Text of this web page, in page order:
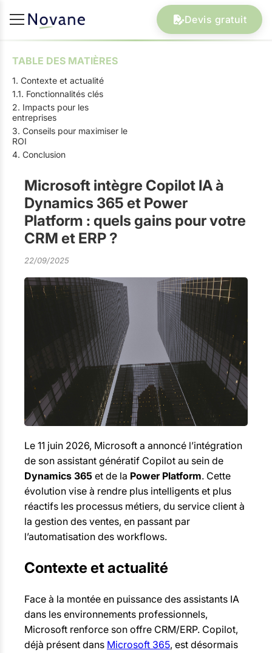
Devis gratuit
TABLE DES MATIÈRES
1. Contexte et actualité
1.1. Fonctionnalités clés
2. Impacts pour les
entreprises
3. Conseils pour maximiser le
ROI
4. Conclusion
Microsoft intègre Copilot IA à
Dynamics 365 et Power
Platform : quels gains pour votre
CRM et ERP ?
22/09/2025
Le 11 juin 2026, Microsoft a annoncé l’intégration
de son assistant génératif Copilot au sein de
Dynamics 365 et de la Power Platform. Cette
évolution vise à rendre plus intelligents et plus
réactifs les processus métiers, du service client à
la gestion des ventes, en passant par
l’automatisation des workflows.
Contexte et actualité
Face à la montée en puissance des assistants IA
dans les environnements professionnels,
Microsoft renforce son offre CRM/ERP. Copilot,
déjà présent dans Microsoft 365, est désormais